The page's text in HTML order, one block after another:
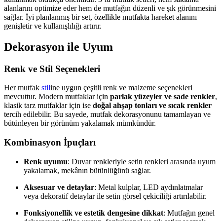
alanlarını optimize eder hem de mutfağın düzenli ve şık görünmesini
sağlar. İyi planlanmış bir set, özellikle mutfakta hareket alanını
genişletir ve kullanışlılığı artırır.
Dekorasyon ile Uyum
Renk ve Stil Seçenekleri
Her mutfak stiline uygun çeşitli renk ve malzeme seçenekleri
mevcuttur. Modern mutfaklar için parlak yüzeyler ve sade renkler,
klasik tarz mutfaklar için ise doğal ahşap tonları ve sıcak renkler
tercih edilebilir. Bu sayede, mutfak dekorasyonunu tamamlayan ve
bütünleyen bir görünüm yakalamak mümkündür.
Kombinasyon İpuçları
Renk uyumu: Duvar renkleriyle setin renkleri arasında uyum
yakalamak, mekânın bütünlüğünü sağlar.
Aksesuar ve detaylar: Metal kulplar, LED aydınlatmalar
veya dekoratif detaylar ile setin görsel çekiciliği artırılabilir.
Fonksiyonellik ve estetik dengesine dikkat: Mutfağın genel